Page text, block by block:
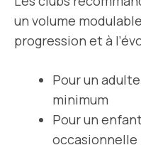
un volume
progression et à
Pour un
minimum
Pour un
occasionnelle